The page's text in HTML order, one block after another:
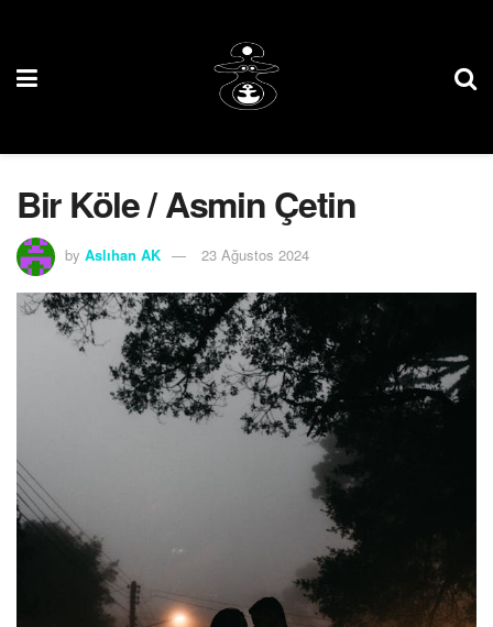
Bir Köle / Asmin Çetin
by Aslıhan AK 23 Ağustos 2024